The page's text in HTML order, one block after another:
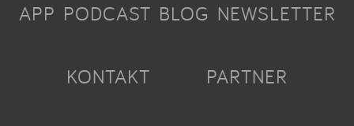
APP PODCAST BLOG NEWSLETTER
KONTAKT PARTNER